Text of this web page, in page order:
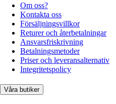
Om oss?
Kontakta oss
Försäljningsvillkor
Returer och återbetalningar
Ansvarsfriskrivning
Betalningsmetoder
Priser och leveransalternativ
Integritetspolicy
Våra butiker